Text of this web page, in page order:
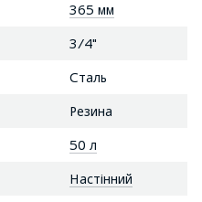
365 мм
3/4"
Сталь
Резина
50 л
Настінний